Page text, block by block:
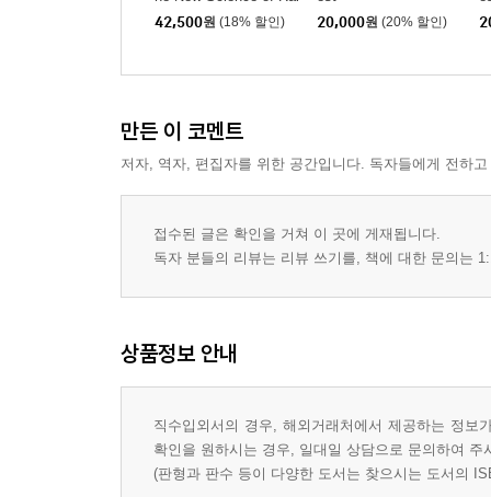
sing a Great Dog
42,500원 (18% 할인) 20,000원 (20% 할인)
만든 이 코멘트
저자, 역자, 편집자를 위한 공간입니다. 독자들에게 전하
접수된 글은 확인을 거쳐 이 곳에 게재됩니다.
독자 분들의 리뷰는 리뷰 쓰기를, 책에 대한 문의는
상품정보 안내
직수입외서의 경우, 해외거래처에서 제공하는 정
확인을 원하시는 경우, 일대일 상담으로 문의하여 주
(판형과 판수 등이 다양한 도서는 찾으시는 도서의